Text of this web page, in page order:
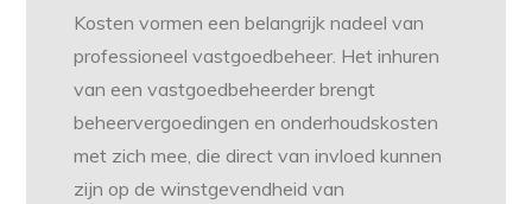
Kosten vormen een belangrijk nadeel van
professioneel vastgoedbeheer. Het inhuren
van een vastgoedbeheerder brengt
beheervergoedingen en onderhoudskosten
met zich mee, die direct van invloed kunnen
zijn op de winstgevendheid van